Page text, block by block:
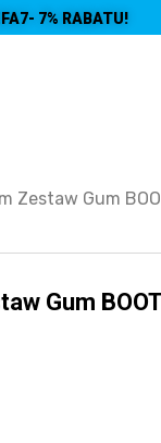
7% RABATU!
Zestaw Gum
Gum